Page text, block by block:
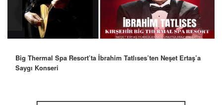
Big Thermal Spa Resort’ta İbrahim Tatlıses’ten Neşet Ertaş’a
Saygı Konseri